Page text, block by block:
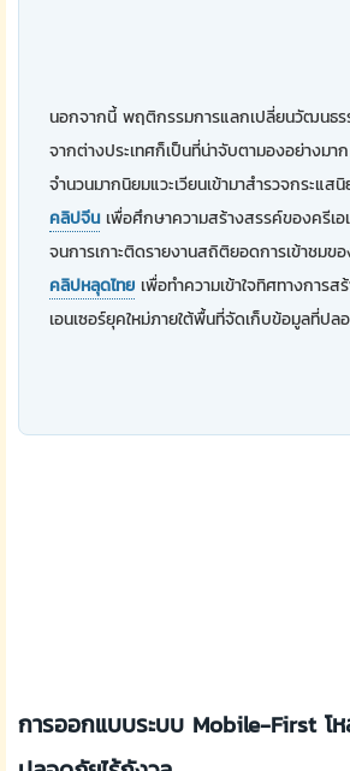
นอกจากนี้ พฤติกรรมการแลกเปลี่ยนวัฒนธร
จากต่างประเทศก็เป็นที่น่าจับตามองอย่างมา
จำนวนมากนิยมแวะเวียนเข้ามาสำรวจกระแส
คลิปจีนเพื่อศึกษาความสร้างสรรค์ของครีเ
จนการเกาะติดรายงานสถิติยอดการเข้าชมข
คลิปหลุดไทยเพื่อทำความเข้าใจทิศทางการส
เอนเซอร์ยุคใหม่ภายใต้พื้นที่จัดเก็บข้อมูลที่ป
การออกแบบระบบ Mobile-First โ